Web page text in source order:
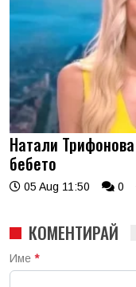
Натали
бебето
05 Aug 11:50 0
КОМЕНТИРАЙ
Име *